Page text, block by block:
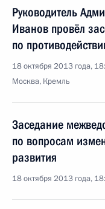
Руководитель
Иванов провёл
по
18 октября 2013 года,
Москва, Кремль
Заседание
по вопросам
развития
18 октября 2013 года,